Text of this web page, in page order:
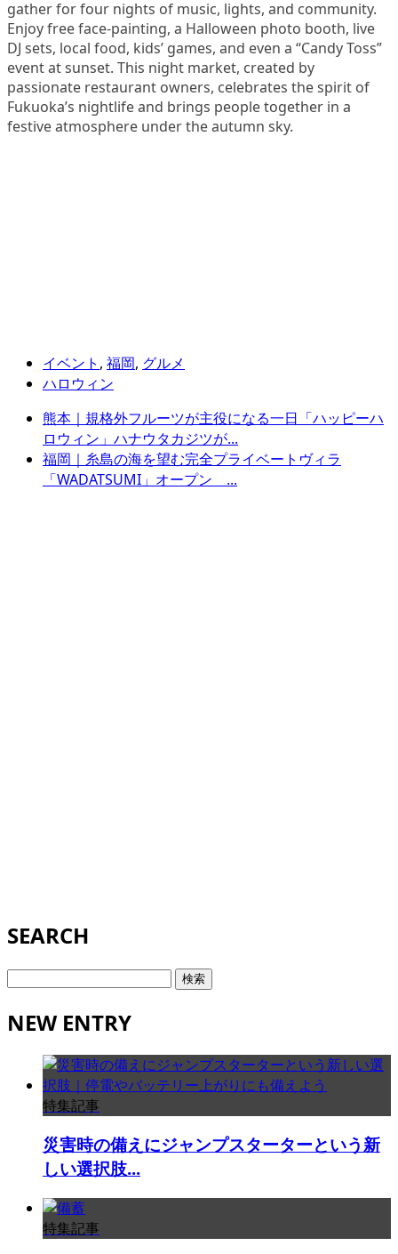
gather for four nights of music, lights, and community.
Enjoy free face-painting, a Halloween photo booth, live
DJ sets, local food, kids’ games, and even a “Candy Toss”
event at sunset. This night market, created by
passionate restaurant owners, celebrates the spirit of
Fukuoka’s nightlife and brings people together in a
festive atmosphere under the autumn sky.
イベント , 福岡, グルメ
ハロウィン
熊本｜規格外フルーツが主役になる一日「ハッピーハ
ロウィン」ハナウタカジツが...
福岡｜糸島の海を望む完全プライベートヴィラ
「WADATSUMI」オープン ...
SEARCH
検
NEW ENTRY
特集記事
災害時の備えにジャンプスターターという新
しい選択肢...
特集記事